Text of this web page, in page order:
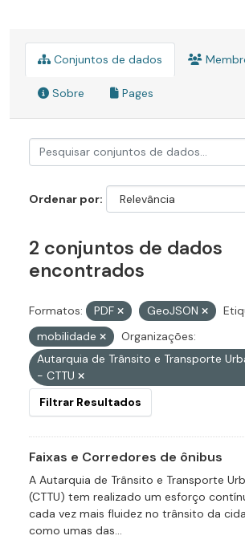
Conjuntos de dados
Sobre Pages
Ordenar por
2 conjuntos de dados
encontrados
Formatos: PDF GeoJSON
mobilidade
Organizações:
Autarquia de Trânsito e Transporte
- CTTU
Filtrar Resultados
Faixas e Corredores de ônibus
A Autarquia de Trânsito e Transporte
(CTTU) tem realizado um esforço
cada vez mais fluidez no trânsito da
como umas das...